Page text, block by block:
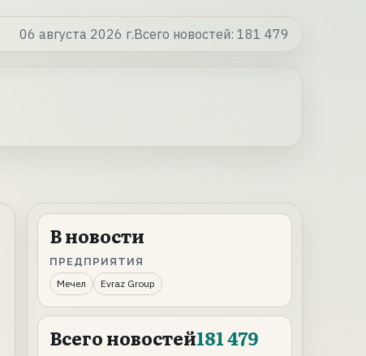
06 августа 2026 г.Всего новостей: 181 479
В новости
ПРЕДПРИЯТИЯ
Мечел Evraz Group
Всего новостей181 479